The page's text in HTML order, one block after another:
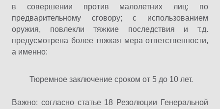
в совершении против малолетних лиц; по
предварительному сговору; с использованием
оружия, повлекли тяжкие последствия и т.д.
предусмотрена более тяжкая мера ответственности,
а именно:
Тюремное заключение сроком от 5 до 10 лет.
Важно: согласно статье 18 Резолюции Генеральной